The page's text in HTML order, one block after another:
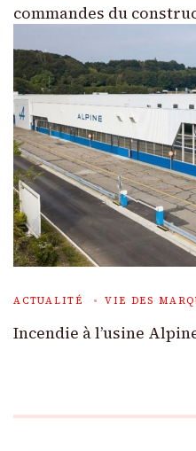
commandes du
ACTUALITÉ VIE DES
Incendie à l’usine